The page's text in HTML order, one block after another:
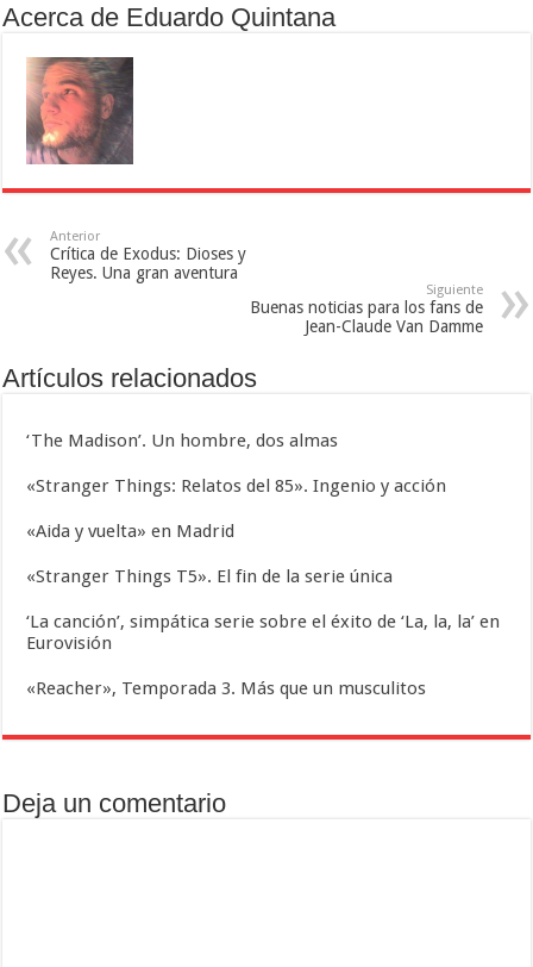
Acerca de Eduardo Quintana
Anterior
Crítica de Exodus: Dioses y
Reyes. Una gran aventura
Siguiente
Buenas noticias para los fans de
Jean-Claude Van Damme
Artículos relacionados
‘The Madison’. Un hombre, dos almas
«Stranger Things: Relatos del 85». Ingenio y acción
«Aida y vuelta» en Madrid
«Stranger Things T5». El fin de la serie única
‘La canción’, simpática serie sobre el éxito de ‘La, la, la’ en
Eurovisión
«Reacher», Temporada 3. Más que un musculitos
Deja un comentario